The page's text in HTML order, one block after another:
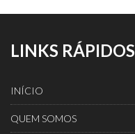
LINKS RÁPIDOS
INÍCIO
QUEM SOMOS